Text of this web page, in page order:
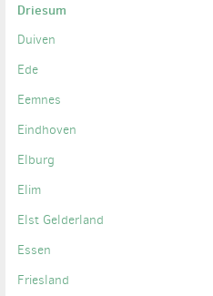
Driesum
Duiven
Ede
Eemnes
Eindhoven
Elburg
Elim
Elst Gelderland
Essen
Friesland